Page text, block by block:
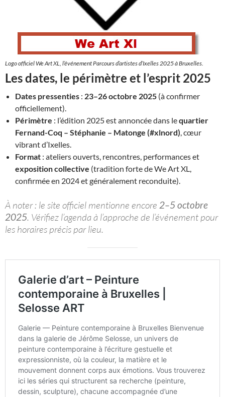
Logo officiel We Art XL, l’événement Parcours d’artistes d’Ixelles 2025 à Bruxelles.
Les dates, le périmètre et l’esprit 2025
Dates pressenties : 23–26 octobre 2025 (à confirmer
officiellement).
Périmètre : l’édition 2025 est annoncée dans lequartier
Fernand-Coq – Stéphanie – Matonge (#xlnord) , cœur
vibrant d’Ixelles.
Format : ateliers ouverts, rencontres, performances et
exposition collective (tradition forte de We Art XL,
confirmée en 2024 et généralement reconduite).
À noter : le site officiel mentionne encore 2–5 octobre
2025. Vérifiez l’agenda à l’approche de l’événement pour
les horaires précis par lieu.